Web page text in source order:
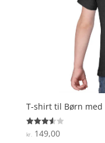
T-shirt til Børn med
Vurderet
3.6
kr. 149,00